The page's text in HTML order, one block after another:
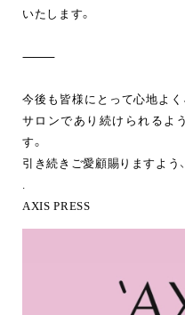
いたします。
⸻
今後も皆様にとって心地よ
サロンであり続けられるよ
す。
引き続きご愛顧賜りますよう
AXIS PRESS